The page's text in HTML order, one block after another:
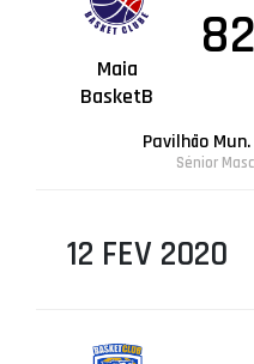
Maia
BasketB
82
Pavilhão
Sénior
12 FEV 2020